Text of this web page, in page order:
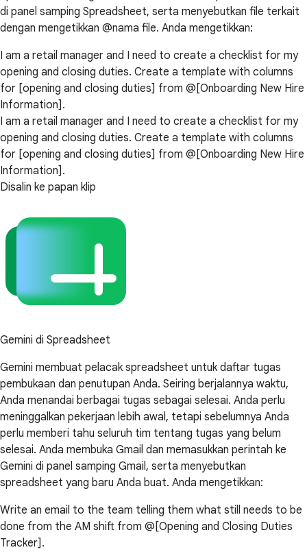
di panel samping Spreadsheet, serta menyebutkan file terkait
dengan mengetikkan @nama file. Anda mengetikkan:
I am a retail manager and I need to create a checklist for my
opening and closing duties. Create a template with columns
for [opening and closing duties] from @[Onboarding New Hire
Information].
I am a retail manager and I need to create a checklist for my
opening and closing duties. Create a template with columns
for [opening and closing duties] from @[Onboarding New Hire
Information].
Disalin ke papan klip
Gemini di Spreadsheet
Gemini membuat pelacak spreadsheet untuk daftar tugas
pembukaan dan penutupan Anda. Seiring berjalannya waktu,
Anda menandai berbagai tugas sebagai selesai. Anda perlu
meninggalkan pekerjaan lebih awal, tetapi sebelumnya Anda
perlu memberi tahu seluruh tim tentang tugas yang belum
selesai. Anda membuka Gmail dan memasukkan perintah ke
Gemini di panel samping Gmail, serta menyebutkan
spreadsheet yang baru Anda buat. Anda mengetikkan:
Write an email to the team telling them what still needs to be
done from the AM shift from @[Opening and Closing Duties
Tracker].